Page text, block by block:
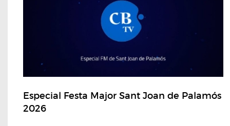
Especial Festa Major Sant Joan de Palamós
2026